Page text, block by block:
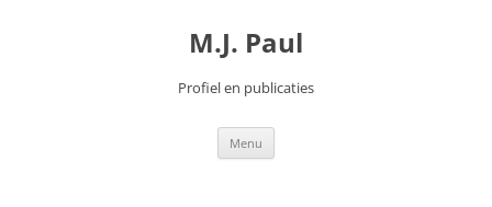
M.J. Paul
Profiel en publicaties
Menu